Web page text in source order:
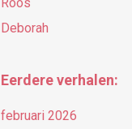
Deborah
Eerdere verhalen:
februari 2026